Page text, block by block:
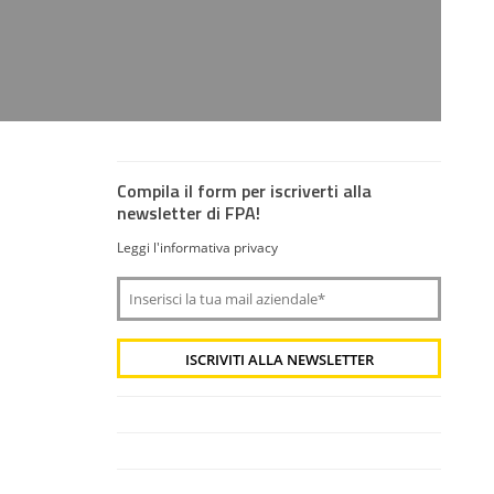
Compila il form per iscriverti alla
newsletter di FPA!
Leggi l'informativa privacy